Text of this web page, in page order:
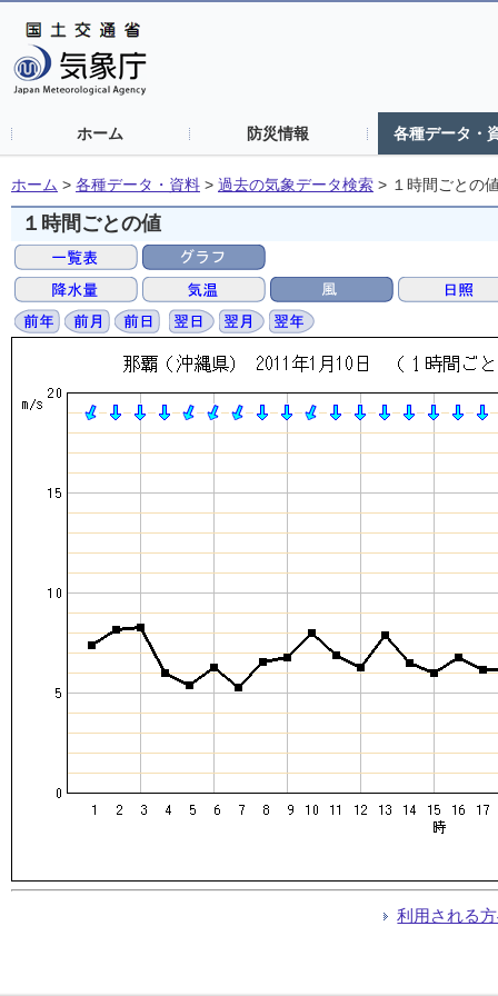
ホーム 防災情報 各種データ・
ホーム > 各種データ・資料 > 過去の気象データ検索 > １時間ごとの
１時間ごとの値
利用される